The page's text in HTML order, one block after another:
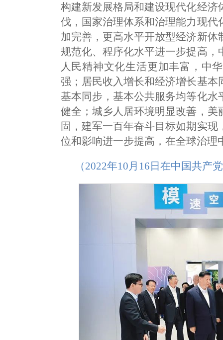
构建新发展格局和建设现代化经
伐，国家治理体系和治理能力现
加完善，更高水平开放型经济新
规范化、程序化水平进一步提高
人民精神文化生活更加丰富，中
强；居民收入增长和经济增长基
基本同步，基本公共服务均等化
健全；城乡人居环境明显改善，
固，建军一百年奋斗目标如期实
位和影响进一步提高，在全球治理
（2022年10月16日在中国共产